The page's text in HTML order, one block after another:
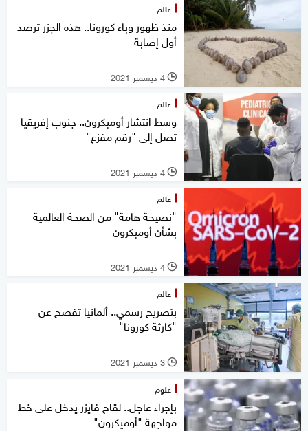
عالم
منذ ظهور وباء كورونا.. هذه الجزر ترصد
أول إصابة
l 4 ديسمبر 2021
عالم
وسط انتشار أوميكرون.. جنوب إفريقيا
تصل إلى "رقم مفزع"
l 4 ديسمبر 2021
عالم
"نصيحة هامة" من الصحة العالمية
بشأن أوميكرون
l 4 ديسمبر 2021
عالم
بتصريح رسمي.. ألمانيا تفصح عن
"كارثة كورونا"
l 3 ديسمبر 2021
علوم
بإجراء عاجل.. لقاح فايزر يدخل على خط
مواجهة "أوميكرون"